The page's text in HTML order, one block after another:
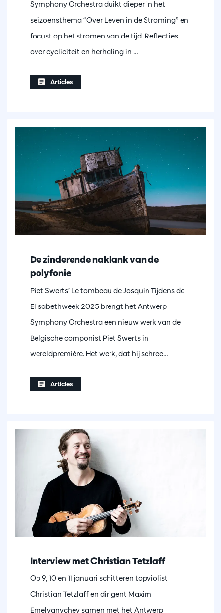
Symphony Orchestra duikt dieper in het
seizoensthema “Over Leven in de Stroming” en
focust op het stromen van de tijd. Reflecties
over cycliciteit en herhaling in …
Articles
De zinderende naklank van de
polyfonie
Piet Swerts’ Le tombeau de Josquin Tijdens de
Elisabethweek 2025 brengt het Antwerp
Symphony Orchestra een nieuw werk van de
Belgische componist Piet Swerts in
wereldpremière. Het werk, dat hij schree…
Articles
Interview met Christian Tetzlaff
Op 9, 10 en 11 januari schitteren topviolist
Christian Tetzlaff en dirigent Maxim
Emelyanychev samen met het Antwerp